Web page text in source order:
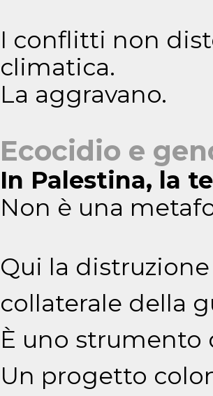
I conflitti non
climatica.
La aggravano.
Ecocidio e
In Palestina, la
Non è una
Qui la
collaterale della
È uno strumento
Un progetto